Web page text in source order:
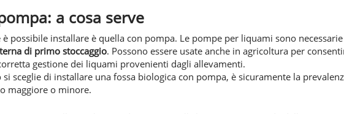
a cosa serve
possibile installare è quella con pompa. Le pompe per liquami sono necessarie
di primo stoccaggio. Possono essere usate anche in agricoltura per
gestione dei liquami provenienti dagli allevamenti.
sceglie di installare una fossa biologica con pompa, è sicuramente la
maggiore o minore.